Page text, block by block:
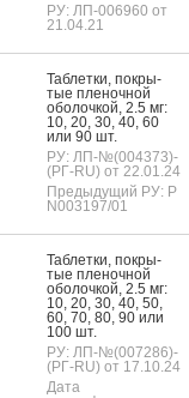
РУ: ЛП-006960 от
21.04.21
Таб­летки, пок­ры­
тые пле­ноч­ной
обо­лоч­кой, 2.5 мг:
10, 20, 30, 40, 60
или 90 шт.
РУ: ЛП-№(004373)-
(РГ-RU) от 22.01.24
Предыдущий РУ: Р
N003197/01
Таб­летки, пок­ры­
тые пле­ноч­ной
обо­лоч­кой, 2.5 мг:
10, 20, 30, 40, 50,
60, 70, 80, 90 или
100 шт.
РУ: ЛП-№(007286)-
(РГ-RU) от 17.10.24
Дата